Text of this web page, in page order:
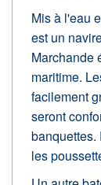
Mis à l'eau
est un
Marchande
maritime.
facilement
seront
banquettes.
les